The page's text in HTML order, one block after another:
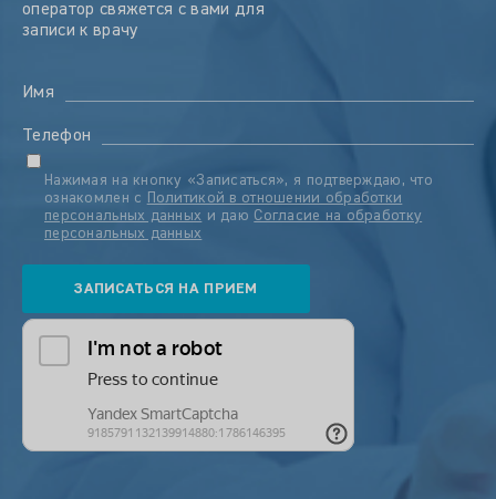
оператор свяжется с вами для
записи к врачу
Имя
Телефон
Нажимая на кнопку «Записаться», я подтверждаю, что
ознакомлен с
Политикой в отношении обработки
персональных данных и даю Согласие на обработку
персональных данных